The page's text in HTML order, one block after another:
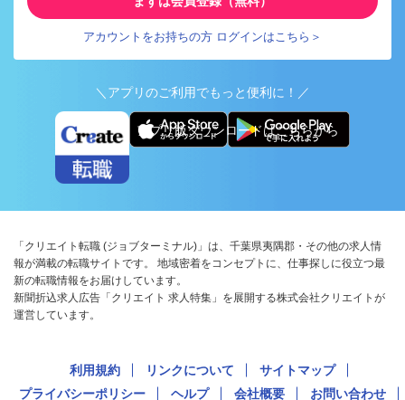
アカウントをお持ちの方 ログインはこちら＞
＼アプリのご利用でもっと便利に！／
アプリ版ダウンロードはこちらから
「クリエイト転職 (ジョブターミナル)」は、千葉県夷隅郡・その他の求人情
報が満載の転職サイトです。 地域密着をコンセプトに、仕事探しに役立つ最
新の転職情報をお届けしています。
新聞折込求人広告「クリエイト 求人特集」を展開する株式会社クリエイトが
運営しています。
利用規約 リンクについて
サイトマップ
プライバシーポリシー
ヘルプ 会社概要 お問い合わせ